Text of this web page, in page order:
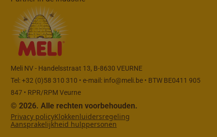
Meli NV - Handelsstraat 13, B-8630 VEURNE
Tel: +32 (0)58 310 310 • e-mail: info@meli.be• BTW BE0411 905
847 • RPR/RPM Veurne
© 2026. Alle rechten voorbehouden.
Privacy policyKlokkenluidersregeling
Aansprakelijkheid hulppersonen